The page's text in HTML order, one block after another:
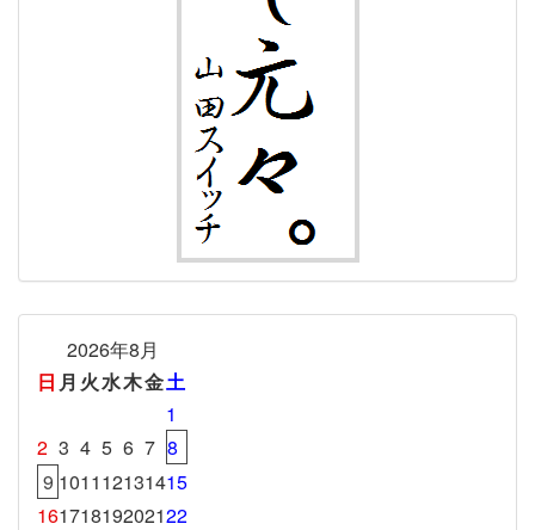
2026年8月
日 月 火水木金土
1
2 3 4 5 6 7 8
9 101112131415
16171819202122